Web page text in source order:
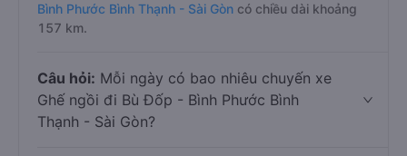
Bình Phước Bình Thạnh - Sài Gòn có chiều dài khoảng
157 km.
Câu hỏi: Mỗi ngày có bao nhiêu chuyến xe
Ghế ngồi đi Bù Đốp - Bình Phước Bình
Thạnh - Sài Gòn?